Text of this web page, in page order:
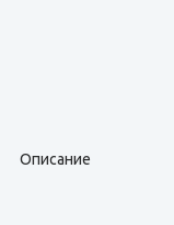
Описание